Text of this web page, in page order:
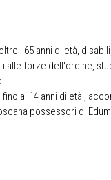
i 65 anni di età, disabili,
alle forze dell'ordine,
ai 14 anni di età ,
possessori di